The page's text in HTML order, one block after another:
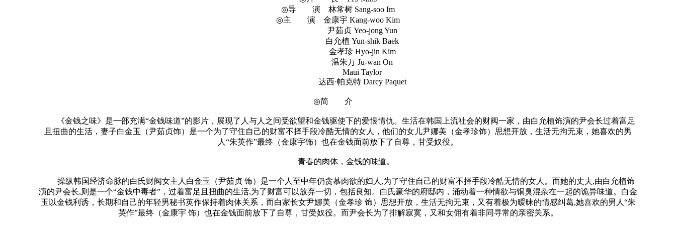
◎导 演 林常树 Sang-soo Im
◎主 演 金康宇 Kang-woo Kim
尹茹贞 Yeo-jong Yun
白允植 Yun-shik Baek
金孝珍 Hyo-jin Kim
温朱万 Ju-wan On
Maui Taylor
达西·帕克特 Darcy Paquet
◎简 介
《金钱之味》是一部充满“金钱味道”的影片，展现了人与人之间受欲望和金钱驱使下的爱恨情仇。生活在韩国上流社会的财阀一家，由白允植饰演的尹会长过着富足
且扭曲的生活，妻子白金玉（尹茹贞饰）是一个为了守住自己的财富不择手段冷酷无情的女人，他们的女儿尹娜美（金孝珍饰）思想开放，生活无拘无束，她喜欢的男
人“朱英作”最终（金康宇饰）也在金钱面前放下了自尊，甘受奴役。
青春的肉体，金钱的味道。
操纵韩国经济命脉的白氏财阀女主人白金玉（尹茹贞 饰）是一个人至中年仍贪慕肉欲的妇人,为了守住自己的财富不择手段冷酷无情的女人。而她的丈夫,由白允植饰
演的尹会长,则是一个“金钱中毒者”，过着富足且扭曲的生活,为了财富可以放弃一切，包括良知。白氏豪华的府邸内，涌动着一种情欲与铜臭混杂在一起的诡异味道。白金
玉以金钱利诱，长期和自己的年轻男秘书英作保持着肉体关系，而白家长女尹娜美（金孝珍 饰）思想开放，生活无拘无束，又有着极为暧昧的情感纠葛,她喜欢的男人“朱
英作”最终（金康宇 饰）也在金钱面前放下了自尊，甘受奴役。而尹会长为了排解寂寞，又和女佣有着非同寻常的亲密关系。